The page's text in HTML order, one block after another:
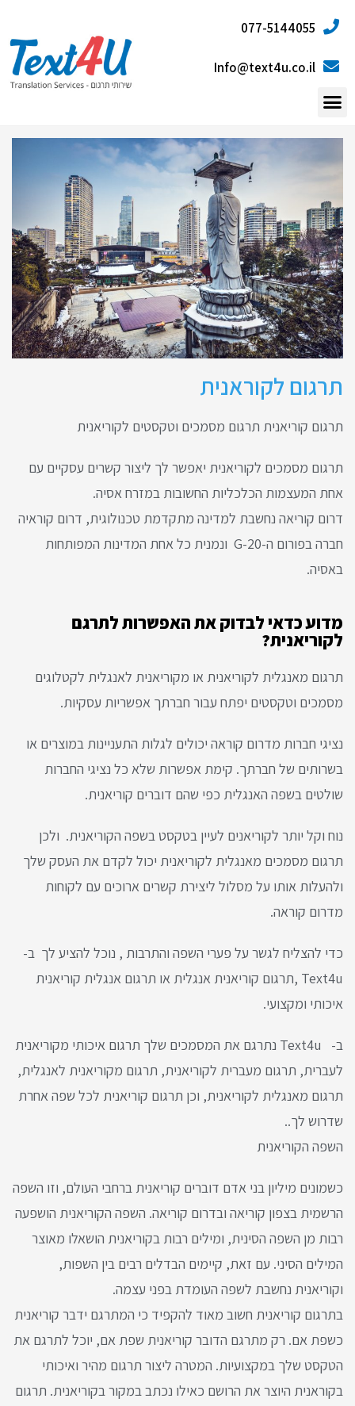
077-5144055
Info@text4u.co.il
תרגום לקוראנית
תרגום קוריאנית תרגום מסמכים וטקסטים לקוריאנית
תרגום מסמכים לקוריאנית יאפשר לך ליצור קשרים עסקיים עם
אחת המעצמות הכלכליות החשובות במזרח אסיה.
דרום קוריאה נחשבת למדינה מתקדמת טכנולוגית, דרום קוראיה
חברה בפורום ה-G-20 ונמנית כל אחת המדינות המפותחות
באסיה.
מדוע כדאי לבדוק את האפשרות לתרגם
לקוריאנית?
תרגום מאנגלית לקוריאנית או מקוריאנית לאנגלית לקטלוגים
מסמכים וטקסטים יפתח עבור חברתך אפשריות עסקיות.
נציגי חברות מדרום קוראה יכולים לגלות התעניינות במוצרים או
בשרותים של חברתך. קימת אפשרות שלא כל נציגי החברות
שולטים בשפה האנגלית כפי שהם דוברים קוריאנית.
נוח וקל יותר לקוריאנים לעיין בטקסט בשפה הקוריאנית. ולכן
תרגום מסמכים מאנגלית לקוריאנית יכול לקדם את העסק שלך
ולהעלות אותו על מסלול ליצירת קשרים ארוכים עם לקוחות
מדרום קוראה.
כדי להצליח לגשר על פערי השפה והתרבות , נוכל להציע לך ב-
Text4u ,תרגום קוריאנית אנגלית או תרגום אנגלית קוריאנית
איכותי ומקצועי.
ב- Text4u נתרגם את המסמכים שלך תרגום איכותי מקוריאנית
לעברית, תרגום מעברית לקוריאנית, תרגום מקוריאנית לאנגלית,
תרגום מאנגלית לקוריאנית, וכן תרגום קוריאנית לכל שפה אחרת
שדרוש לך..
השפה הקוריאנית
כשמונים מיליון בני אדם דוברים קוריאנית ברחבי העולם, וזו השפה
הרשמית בצפון קוריאה ובדרום קוריאה. השפה הקוריאנית הושפעה
רבות מן השפה הסינית, ומילים רבות בקוריאנית הושאלו מאוצר
המילים הסיני. עם זאת, קיימים הבדלים רבים בין השפות,
וקוריאנית נחשבת לשפה העומדת בפני עצמה.
בתרגום קוריאנית חשוב מאוד להקפיד כי המתרגם ידבר קוריאנית
כשפת אם. רק מתרגם הדובר קוריאנית שפת אם, יוכל לתרגם את
הטקסט שלך במקצועיות. המטרה ליצור תרגום מהיר ואיכותי
בקוראנית היוצר את הרושם כאילו נכתב במקור בקוריאנית. תרגום